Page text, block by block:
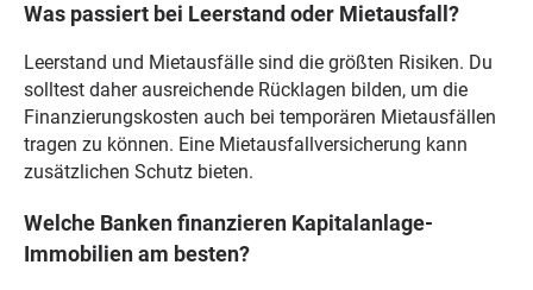
Was passiert bei Leerstand oder Mietausfall?
Leerstand und Mietausfälle sind die größten Risiken. Du
solltest daher ausreichende Rücklagen bilden, um die
Finanzierungskosten auch bei temporären Mietausfällen
tragen zu können. Eine Mietausfallversicherung kann
zusätzlichen Schutz bieten.
Welche Banken finanzieren Kapitalanlage-
Immobilien am besten?